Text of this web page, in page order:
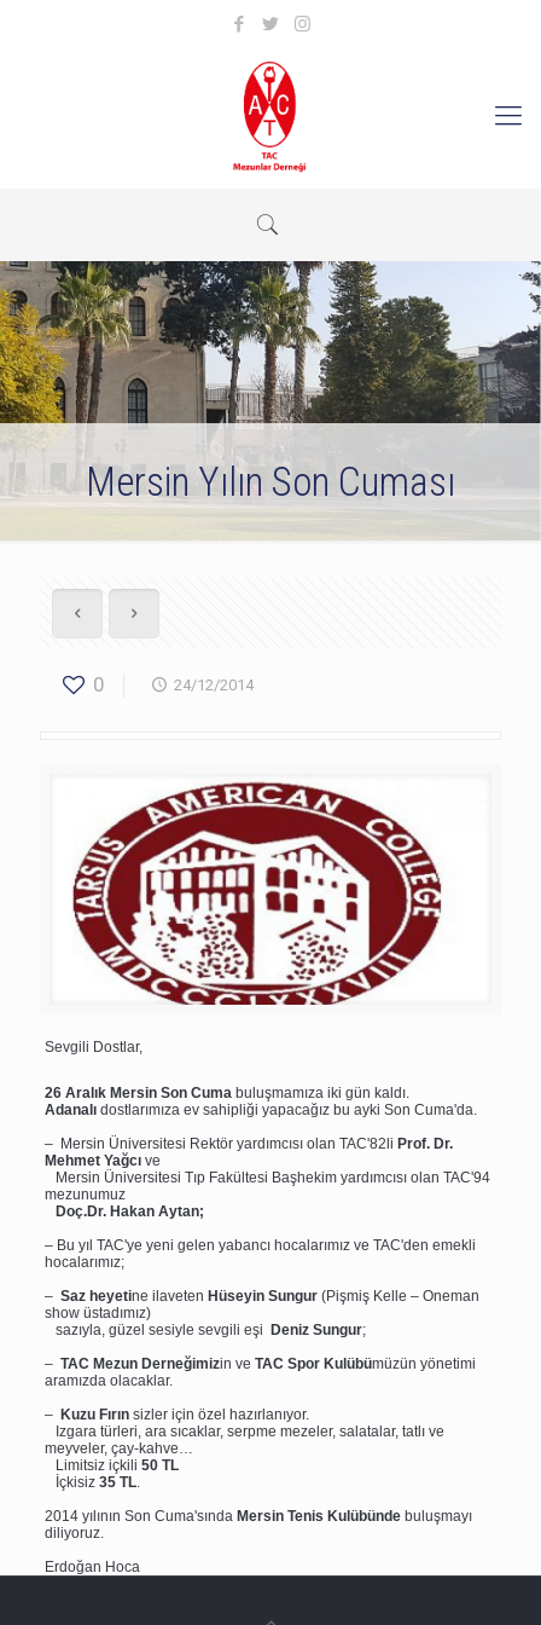
Mersin Yılın Son Cuması
0 24/12/2014
Sevgili Dostlar,
26 Aralık Mersin Son Cumabuluşmamıza iki gün kaldı.
Adanalıdostlarımıza ev sahipliği yapacağız bu ayki Son Cuma'da.
– Mersin Üniversitesi Rektör yardımcısı olan TAC'82li Prof. Dr.
Mehmet Yağcıve
Mersin Üniversitesi Tıp Fakültesi Başhekim yardımcısı olan TAC'94
mezunumuz
Doç.Dr. Hakan Aytan;
– Bu yıl TAC'ye yeni gelen yabancı hocalarımız ve TAC'den emekli
hocalarımız;
– Saz heyetine ilaveten Hüseyin Sungur(Pişmiş Kelle – Oneman
show üstadımız)
sazıyla, güzel sesiyle sevgili eşi Deniz Sungur;
– TAC Mezun Derneğimizin ve TAC Spor Kulübümüzün yönetimi
aramızda olacaklar.
– Kuzu Fırınsizler için özel hazırlanıyor.
Izgara türleri, ara sıcaklar, serpme mezeler, salatalar, tatlı ve
meyveler, çay-kahve…
Limitsiz içkili 50 TL
İçkisiz 35 TL.
2014 yılının Son Cuma'sındaMersin Tenis Kulübündebuluşmayı
diliyoruz.
Erdoğan Hoca